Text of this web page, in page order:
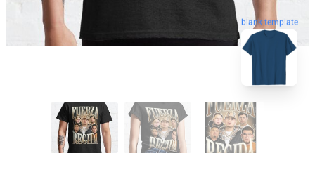
blank template